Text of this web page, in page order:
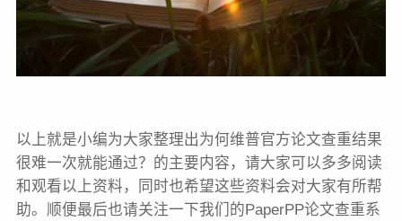
以上就是小编为大家整理出为何维普官方论文查重结果
很难一次就能通过？的主要内容，请大家可以多多阅读
和观看以上资料，同时也希望这些资料会对大家有所帮
助。顺便最后也请关注一下我们的PaperPP论文查重系